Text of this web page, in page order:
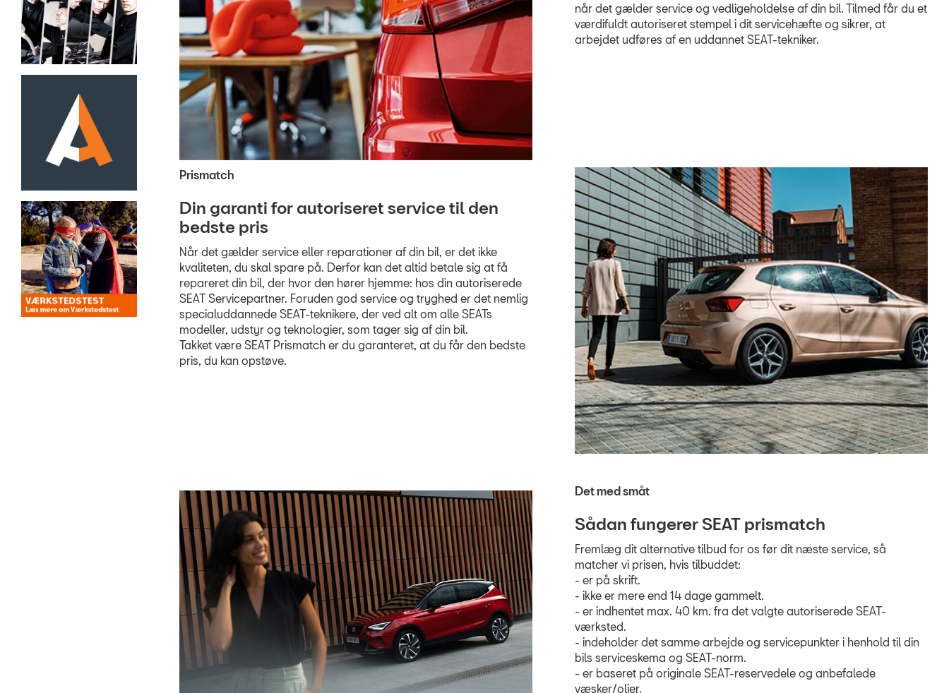
når det gælder service og vedligeholdelse af din bil. Tilmed får du et
værdifuldt autoriseret stempel i dit servicehæfte og sikrer, at
arbejdet udføres af en uddannet SEAT-tekniker.
Prismatch
Din garanti for autoriseret service til den
bedste pris
Når det gælder service eller reparationer af din bil, er det ikke
kvaliteten, du skal spare på. Derfor kan det altid betale sig at få
repareret din bil, der hvor den hører hjemme: hos din autoriserede
SEAT Servicepartner. Foruden god service og tryghed er det nemlig
specialuddannede SEAT-teknikere, der ved alt om alle SEATs
modeller, udstyr og teknologier, som tager sig af din bil.
Takket være SEAT Prismatch er du garanteret, at du får den bedste
pris, du kan opstøve.
Det med småt
Sådan fungerer SEAT prismatch
Fremlæg dit alternative tilbud for os før dit næste service, så
matcher vi prisen, hvis tilbuddet:
- er på skrift.
- ikke er mere end 14 dage gammelt.
- er indhentet max. 40 km. fra det valgte autoriserede SEAT-
værksted.
- indeholder det samme arbejde og servicepunkter i henhold til din
bils serviceskema og SEAT-norm.
- er baseret på originale SEAT-reservedele og anbefalede
væsker/olier.